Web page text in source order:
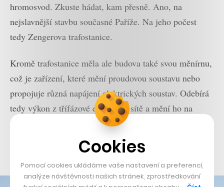
hromosvod. Zkuste hádat, kam přesně. Ano, na
nejslavnější stavbu současné Paříže. Na jeho počest
tedy Zengerova trafostanice.
Kromě trafostanice měla ale budova také svou měnírnu,
což je zařízení, které mění proudovou soustavu nebo
propojuje různá napájení elektrických soustav. Odebírá
tedy výkon z třífázové elektrické sítě a mění ho na
stejnosměrný. Měnírna v Zengerově trafostanici takto
obsluhovala tramvaje a trolejbusy v Praze 6, 7 a v části
Cookies
Pomocí cookies ukládáme vaše nastavení a preferencí,
analýze návštěvnosti našich stránek, zprostředkování